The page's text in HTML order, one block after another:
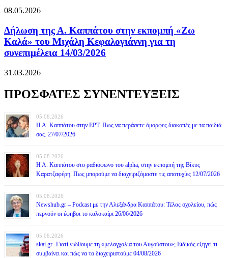
08.05.2026
Δήλωση της Α. Καππάτου στην εκπομπή «Ζω
Καλά» του Μιχάλη Κεφαλογιάννη για τη
συνεπιμέλεια 14/03/2026
31.03.2026
ΠΡΟΣΦΑΤΕΣ ΣΥΝΕΝΤΕΥΞΕΙΣ
05.08.2026
Η Α. Καππάτου στην ΕΡΤ. Πως να περάσετε όμορφες διακοπές με τα παιδιά
σας. 27/07/2026
05.08.2026
Η Α. Καππάτου στο ραδιόφωνο του alpha, στην εκπομπή της Βίκυς
Καρατζαφέρη. Πως μπορούμε να διαχειριζόμαστε τις αποτυχίες 12/07/2026
05.08.2026
Newshub.gr – Podcast με την Αλεξάνδρα Καππάτου: Τέλος σχολείου, πώς
περνούν οι έφηβοι το καλοκαίρι 26/06/2026
05.08.2026
skai.gr -Γιατί νιώθουμε τη «μελαγχολία του Αυγούστου»; Ειδικός εξηγεί τι
συμβαίνει και πώς να το διαχειριστούμε 04/08/2026